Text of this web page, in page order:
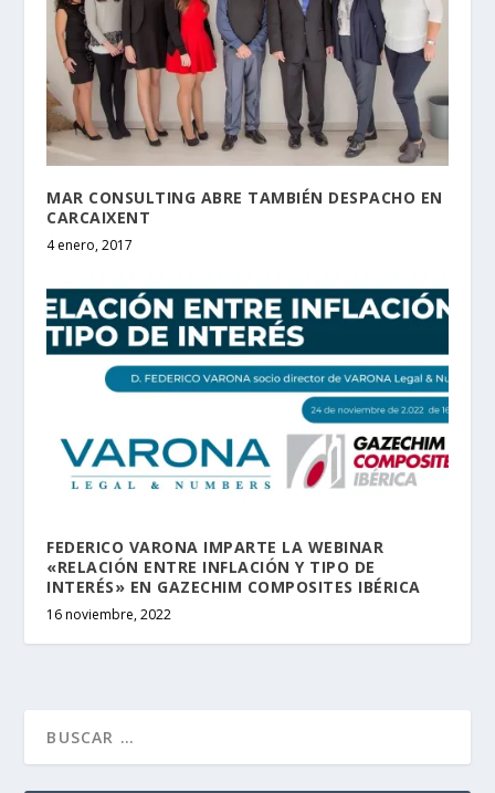
MAR CONSULTING ABRE TAMBIÉN DESPACHO EN
CARCAIXENT
4 enero, 2017
FEDERICO VARONA IMPARTE LA WEBINAR
«RELACIÓN ENTRE INFLACIÓN Y TIPO DE
INTERÉS» EN GAZECHIM COMPOSITES IBÉRICA
16 noviembre, 2022